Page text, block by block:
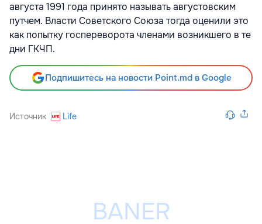
августа 1991 года принято называть августовским
путчем. Власти Советского Союза тогда оценили это
как попытку госпереворота членами возникшего в те
дни ГКЧП.
Подпишитесь на новости Point.md в Google
Источник Life